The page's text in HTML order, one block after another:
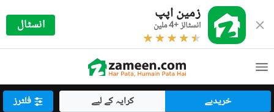
زمین اپپ
انسٹالز +4 ملین انسٹال
خریدیے کرایہ کے لیے فلٹرز